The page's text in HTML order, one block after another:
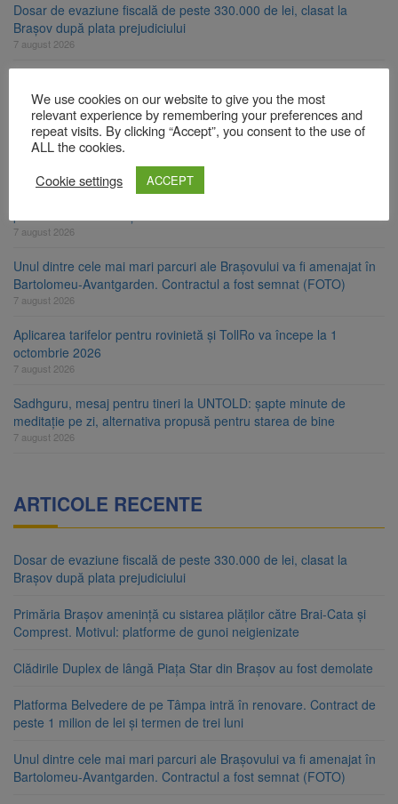
Dosar de evaziune fiscală de peste 330.000 de lei, clasat la
Brașov după plata prejudiciului
7 august 2026
Comprest. Motivul: platforme de gunoi neigienizate
7 august 2026
Clădirile Duplex de lângă Piața Star din Brașov au fost demolate
Platforma Belvedere de pe Tâmpa intră în renovare. Contract de
7 august 2026
Unul dintre cele mai mari parcuri ale Brașovului va fi amenajat în
Bartolomeu-Avantgarden. Contractul a fost semnat (FOTO)
7 august 2026
Aplicarea tarifelor pentru rovinietă și TollRo va începe la 1
octombrie 2026
7 august 2026
Sadhguru, mesaj pentru tineri la UNTOLD: șapte minute de
meditație pe zi, alternativa propusă pentru starea de bine
7 august 2026
ARTICOLE RECENTE
Dosar de evaziune fiscală de peste 330.000 de lei, clasat la
Brașov după plata prejudiciului
Primăria Brașov amenință cu sistarea plăților către Brai-Cata și
Comprest. Motivul: platforme de gunoi neigienizate
Clădirile Duplex de lângă Piața Star din Brașov au fost demolate
Platforma Belvedere de pe Tâmpa intră în renovare. Contract de
peste 1 milion de lei și termen de trei luni
Unul dintre cele mai mari parcuri ale Brașovului va fi amenajat în
Bartolomeu-Avantgarden. Contractul a fost semnat (FOTO)
We use cookies on our website to give you the most
relevant experience by remembering your preferences and
repeat visits. By clicking “Accept”, you consent to the use of
ALL the cookies.
Cookie settings
ACCEPT